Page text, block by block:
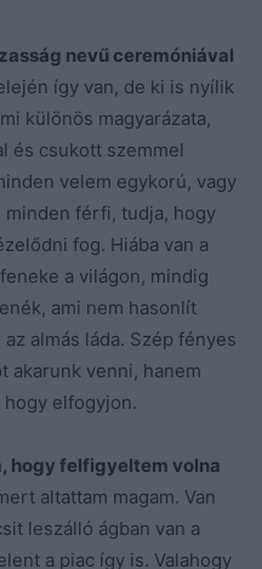
nevű ceremóniával
így van, de ki is nyílik
különös magyarázata,
és csukott szemmel
velem egykorú, vagy
minden férfi, tudja, hogy
fog. Hiába van a
a világon, mindig
ami nem hasonlít
almás láda. Szép fényes
akarunk venni, hanem
elfogyjon.
hogy felfigyeltem volna
altattam magam. Van
leszálló ágban van a
a piac így is. Valahogy